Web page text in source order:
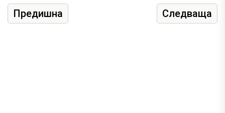
Предишна Следваща